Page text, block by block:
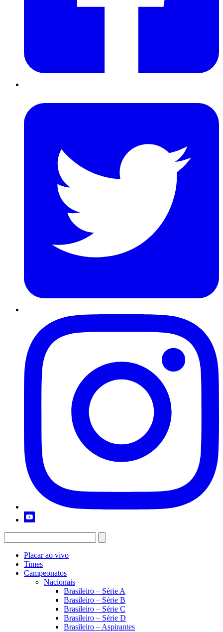
Placar ao vivo
Times
Campeonatos
Nacionais
Brasileiro – Série A
Brasileiro – Série B
Brasileiro – Série C
Brasileiro – Série D
Brasileiro – Aspirantes